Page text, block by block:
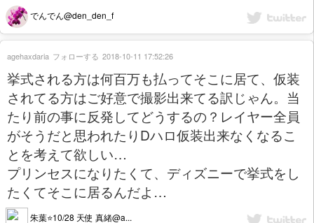
でんでん@den_den_f
挙式される方は何百万も払ってそこに居て、仮装
されてる方はご好意で撮影出来てる訳じゃん。当
たり前の事に反発してどうするの？レイヤー全員
がそうだと思われたりDハロ仮装出来なくなるこ
とを考えて欲しい…
プリンセスになりたくて、ディズニーで挙式をし
たくてそこに居るんだよ…
朱葉⭐️10/28 天使 真緒@a...
agehaxdaria フォローする 2018-10-11 17:52:26